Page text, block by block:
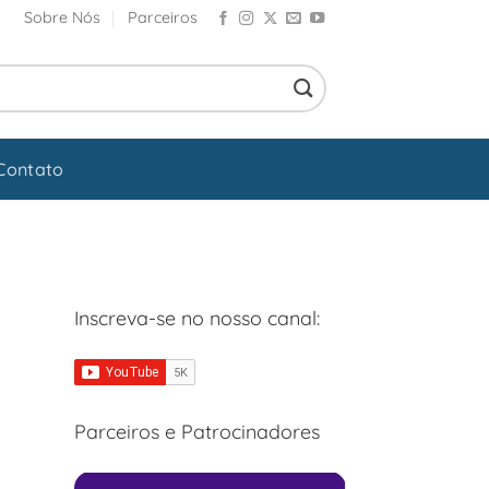
Sobre Nós Parceiros
Inscreva-se no nosso canal:
Parceiros e Patrocinadores